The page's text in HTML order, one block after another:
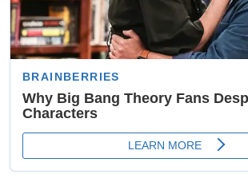
Ngày 14-6 năm 1775: Kỉ niệm này thành
Ngày 14-6 năm 1777: Quốc hội Lục địa
được lá của Hoa Kỳ với 50 ngôi sao và 13
Ngày 14-6 năm 1922:
đầu tiên được nghe trên đài phát thanh.
Ngày 14-6 năm 1940:
đã mở trại tập trung Auschwitz ở Ba Lan.
Ngày 14-6 năm 1951:Máy tính thương mại